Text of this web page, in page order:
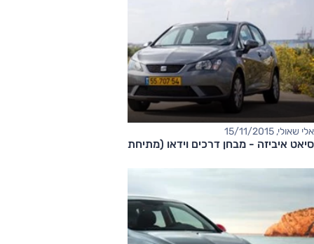
אלי שאולי, 15/11/2015
סיאט איביזה - מבחן דרכים וידאו (מתיחת פנים, 1.0 ליטר)